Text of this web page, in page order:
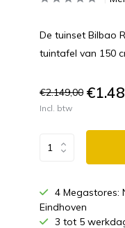
De tuinset Bilbao
tuintafel van 150
€2.149,00
Incl. btw
4 Megastores:
Eindhoven
3 tot 5